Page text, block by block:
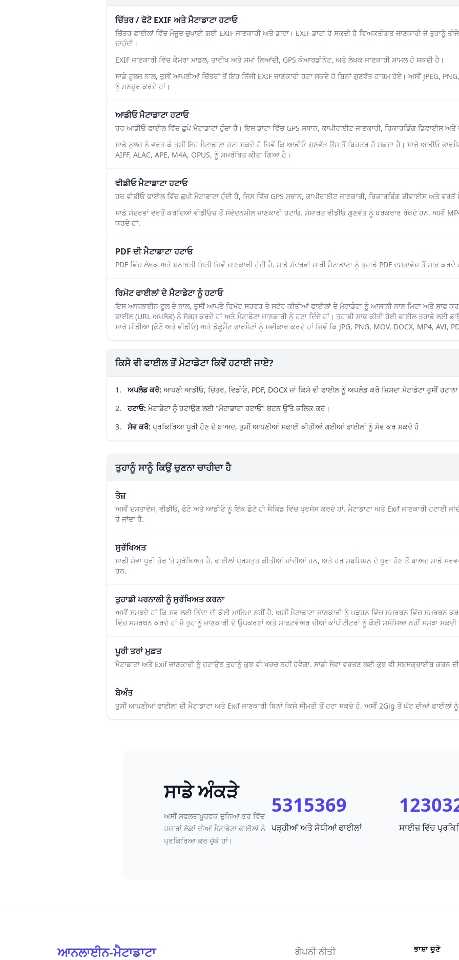
ਚਿੱਤਰ / ਫੋਟੋ EXIF ਅਤੇ ਮੈਟਾਡਾਟਾ ਹਟਾਓ
ਚਿੱਤਰ ਫਾਈਲਾਂ ਵਿੱਚ ਮੌਜੂਦ ਚੁਪਾਈ ਗਈ EXIF ਜਾਣਕਾਰੀ ਅਤੇ ਡਾਟਾ। EXIF ਡਾਟਾ ਹੋ ਸਕਦੀ ਹੈ ਵਿਅਕਤੀਗਤ ਜਾਣਕਾਰੀ ਜੋ ਤੁਹਾਨੂੰ
ਚਾਹੁੰਦੀ।
EXIF ਜਾਣਕਾਰੀ ਵਿੱਚ ਕੈਮਰਾ ਮਾਡਲ, ਤਾਰੀਖ ਅਤੇ ਸਮਾਂ ਲਿਆਂਦੀ, GPS ਕੋਆਰਡੀਨੇਟ, ਅਤੇ ਲੇਖਕ ਜਾਣਕਾਰੀ ਸ਼ਾਮਲ ਹੋ ਸਕਦੀ ਹੈ।
ਸਾਡੇ ਟੂਲਜ਼ ਨਾਲ, ਤੁਸੀਂ ਆਪਣੀਆਂ ਚਿੱਤਰਾਂ ਤੋਂ ਇਹ ਨਿੱਜੀ EXIF ਜਾਣਕਾਰੀ ਹਟਾ ਸਕਦੇ ਹੋ ਬਿਨਾਂ ਗੁਣਵੱਤ ਹਾਰਮ ਹੋਏ। ਅਸੀਂ JPEG,
ਨੂੰ ਮਨਜ਼ੂਰ ਕਰਦੇ ਹਾਂ।
ਆਡੀਓ ਮੈਟਾਡਾਟਾ ਹਟਾਓ
ਹਰ ਆਡੀਓ ਫਾਈਲ ਵਿੱਚ ਛੁਪੇ ਮੈਟਾਡਾਟਾ ਹੁੰਦਾ ਹੈ। ਇਸ ਡਾਟਾ ਵਿੱਚ GPS ਸਥਾਨ, ਕਾਪੀਰਾਈਟ ਜਾਣਕਾਰੀ, ਰਿਕਾਰਡਿੰਗ ਡਿਵਾਈਸ
ਸਾਡੇ ਟੂਲਜ਼ ਨੂੰ ਵਰਤ ਕੇ ਤੁਸੀਂ ਇਹ ਮੈਟਾਡਾਟਾ ਹਟਾ ਸਕਦੇ ਹੋ ਜਿਵੇਂ ਕਿ ਆਡੀਓ ਗੁਣਵੱਤ ਉਸ ਤੋਂ ਬਿਹਤਰ ਹੋ ਸਕਦਾ ਹੈ। ਸਾਰੇ ਆਡੀਓ
AIFF, ALAC, APE, M4A, OPUS, ਨੂੰ ਸਮਰੱਥਿਤ ਕੀਤਾ ਗਿਆ ਹੈ।
ਵੀਡੀਓ ਮੈਟਾਡਾਟਾ ਹਟਾਓ
ਹਰ ਵੀਡੀਓ ਫਾਈਲ ਵਿੱਚ ਛੁਪੀ ਮੈਟਾਡਾਟਾ ਹੁੰਦੀ ਹੈ, ਜਿਸ ਵਿੱਚ GPS ਸਥਾਨ, ਕਾਪੀਰਾਈਟ ਜਾਣਕਾਰੀ, ਰਿਕਾਰਡਿੰਗ ਡੀਵਾਈਸ ਅਤੇ
ਸਾਡੇ ਸੰਦਰਭਾਂ ਵਰਤੋਂ ਕਰਦਿਆਂ ਵੀਡੀਓਜ਼ ਤੋਂ ਸੰਵੇਦਨਸ਼ੀਲ ਜਾਣਕਾਰੀ ਹਟਾਓ. ਸੰਸਾਰਤ ਵੀਡੀਓ ਗੁਣਵੱਤ ਨੂੰ ਬਰਕਰਾਰ ਰੱਖਦੇ ਹਨ. ਅਸੀਂ
ਕਰਦੇ ਹਾਂ.
PDF ਦੀ ਮੈਟਾਡਾਟਾ ਹਟਾਓ
PDF ਵਿੱਚ ਲੇਖਕ ਅਤੇ ਸ਼ਨਾਖਤੀ ਮਿਤੀ ਜਿਵੇਂ ਜਾਣਕਾਰੀ ਹੁੰਦੀ ਹੈ. ਸਾਡੇ ਸੰਦਰਭਾਂ ਸਾਰੀ ਮੈਟਾਡਾਟਾ ਨੂੰ ਤੁਹਾਡੇ PDF ਦਸਤਾਵੇਜ਼ ਤੋਂ ਸਾਫ਼ ਕਰਦੇ
ਰਿਮੋਟ ਫਾਈਲਾਂ ਦੇ ਮੈਟਾਡੇਟਾ ਨੂੰ ਹਟਾਓ
ਇਸ ਆਨਲਾਈਨ ਟੂਲ ਦੇ ਨਾਲ, ਤੁਸੀਂ ਆਪਣੇ ਰਿਮੋਟ ਸਰਵਰ ਤੇ ਸਟੋਰ ਕੀਤੀਆਂ ਫਾਈਲਾਂ ਦੇ ਮੈਟਾਡੇਟਾ ਨੂੰ ਆਸਾਨੀ ਨਾਲ ਮਿਟਾ ਅਤੇ ਸਾਫ
ਫਾਈਲ (URL ਅਪਲੋਡ) ਨੂੰ ਸੋਰਸ ਕਰਦੇ ਹਾਂ ਅਤੇ ਮੈਟਾਡੇਟਾ ਜਾਣਕਾਰੀ ਨੂੰ ਹਟਾ ਦਿੰਦੇ ਹਾਂ। ਤੁਹਾਡੀ ਸਾਫ ਕੀਤੀ ਹੋਈ ਫਾਈਲ ਤੁਹਾਡੇ
ਸਾਰੇ ਮੀਡੀਆ (ਫੋਟੋ ਅਤੇ ਵੀਡੀਓ) ਅਤੇ ਡੌਕੂਮੈਂਟ ਫਾਰਮੈਟਾਂ ਨੂੰ ਸਵੀਕਾਰ ਕਰਦੇ ਹਾਂ ਜਿਵੇਂ ਕਿ JPG, PNG, MOV, DOCX, MP4, AVI,
ਕਿਸੇ ਵੀ ਫਾਈਲ ਤੋਂ ਮੇਟਾਡੇਟਾ ਕਿਵੇਂ ਹਟਾਈ ਜਾਏ?
ਅਪਲੋਡ ਕਰੋ: ਆਪਣੀ ਆਡੀਓ, ਚਿੱਤਰ, ਵਿਡੀਓ, PDF, DOCX ਜਾਂ ਕਿਸੇ ਵੀ ਫਾਈਲ ਨੂੰ ਅਪਲੋਡ ਕਰੋ ਜਿਸਦਾ ਮੇਟਾਡੇਟਾ ਤੁਸੀਂ
ਹਟਾਓ: ਮੇਟਾਡੇਟਾ ਨੂੰ ਹਟਾਉਣ ਲਈ "ਮੈਟਾਡਾਟਾ ਹਟਾਓ" ਬਟਨ ਉੱਤੇ ਕਲਿਕ ਕਰੋ।
ਸੇਵ ਕਰੋ: ਪ੍ਰਕਿਰਿਆ ਪੂਰੀ ਹੋਣ ਦੇ ਬਾਅਦ, ਤੁਸੀਂ ਆਪਣੀਆਂ ਸਫਾਈ ਕੀਤੀਆਂ ਗਈਆਂ ਫਾਈਲਾਂ ਨੂੰ ਸੇਵ ਕਰ ਸਕਦੇ ਹੋ
ਤੁਹਾਨੂੰ ਸਾਨੂੰ ਕਿਉਂ ਚੁਣਨਾ ਚਾਹੀਦਾ ਹੈ
ਤੇਜ਼
ਅਸੀਂ ਦਸਤਾਵੇਜ਼, ਵੀਡੀਓ, ਫੋਟੋ ਅਤੇ ਆਡੀਓ ਨੂੰ ਇੱਕ ਛੋਟੇ ਹੀ ਸੈਕਿੰਡ ਵਿੱਚ ਪ੍ਰਸੇਸ ਕਰਦੇ ਹਾਂ. ਮੈਟਾਡਾਟਾ ਅਤੇ Exif ਜਾਣਕਾਰੀ ਹਟਾਈ
ਹੋ ਜਾਂਦਾ ਹੈ.
ਸੁਰੱਖਿਅਤ
ਸਾਡੀ ਸੇਵਾ ਪੂਰੀ ਤੌਰ 'ਤੇ ਸੁਰੱਖਿਅਤ ਹੈ. ਫਾਈਲਾਂ ਪ੍ਰਸਤੁਤ ਕੀਤੀਆਂ ਜਾਂਦੀਆਂ ਹਨ, ਅਤੇ ਹਰ ਸਬਮਿਸ਼ਨ ਦੇ ਪੂਰਾ ਹੋਣ ਤੋਂ ਬਾਅਦ ਸਾਡੇ
ਹਨ.
ਤੁਹਾਡੀ ਪਰਨਾਲੀ ਨੂੰ ਸੁਰੱਖਿਅਤ ਕਰਨਾ
ਅਸੀਂ ਸਮਝਦੇ ਹਾਂ ਕਿ ਸਭ ਲਈ ਨਿੰਦਾ ਦੀ ਕੋਈ ਮਾਇਮਾ ਨਹੀਂ ਹੈ. ਅਸੀਂ ਮੈਟਾਡਾਟਾ ਜਾਣਕਾਰੀ ਨੂੰ ਪੜ੍ਹਨ ਵਿੱਚ ਸਮਰਥਨ ਵਿੱਚ ਸਮਰਥਨ
ਵਿੱਚ ਸਮਰਥਨ ਕਰਦੇ ਹਾਂ ਜੋ ਤੁਹਾਨੂੰ ਜਾਣਕਾਰੀ ਦੇ ਉਪਕਰਣਾਂ ਅਤੇ ਸਾਫਟਵੇਅਰ ਦੀਆਂ ਕਾਂਪੀਟੀਟਰਾਂ ਨੂੰ ਕੋਈ ਸਮੱਸਿਆ ਨਹੀਂ ਸਮਝਾ ਸਕਦੀ
ਪੂਰੀ ਤਰਾਂ ਮੁਫ਼ਤ
ਮੈਟਾਡਾਟਾ ਅਤੇ Exif ਜਾਣਕਾਰੀ ਨੂੰ ਹਟਾਉਣ ਤੁਹਾਨੂੰ ਕੁਝ ਵੀ ਖਰਚ ਨਹੀਂ ਹੋਵੇਗਾ. ਸਾਡੀ ਸੇਵਾ ਵਰਤਣ ਲਈ ਕੁਝ ਵੀ ਸਬਸਕ੍ਰਾਈਬ ਕਰਨ
ਬੇਅੰਤ
ਤੁਸੀਂ ਆਪਣੀਆਂ ਫਾਈਲਾਂ ਦੀ ਮੈਟਾਡਾਟਾ ਅਤੇ Exif ਜਾਣਕਾਰੀ ਬਿਨਾਂ ਕਿਸੇ ਸੀਮਤੀ ਤੋਂ ਹਟਾ ਸਕਦੇ ਹੋ. ਅਸੀਂ 2Gig ਤੋਂ ਘੱਟ ਦੀਆਂ ਫਾਈਲਾਂ
ਸਾਡੇ ਅੰਕੜੇ
ਅਸੀਂ ਸਫਲਤਾਪੂਰਵਕ ਦੁਨਿਆ ਭਰ ਵਿੱਚ
ਹਜ਼ਾਰਾਂ ਲੋਕਾਂ ਦੀਆਂ ਮੈਟਾਡੇਟਾ ਫਾਈਲਾਂ ਨੂੰ
ਪ੍ਰਕਿਰਿਆ ਕਰ ਚੁੱਕੇ ਹਾਂ।
5315369
ਪੜ੍ਹੀਆਂ ਅਤੇ ਸੋਧੀਆਂ ਫਾਈਲਾਂ ਸਾਈਜ਼ ਵਿੱਚ
ਆਨਲਾਈਨ-ਮੈਟਾਡਾਟਾ ਗੋਪਨੀ ਨੀਤੀ ਭਾਸ਼ਾ ਚੁਣੋ